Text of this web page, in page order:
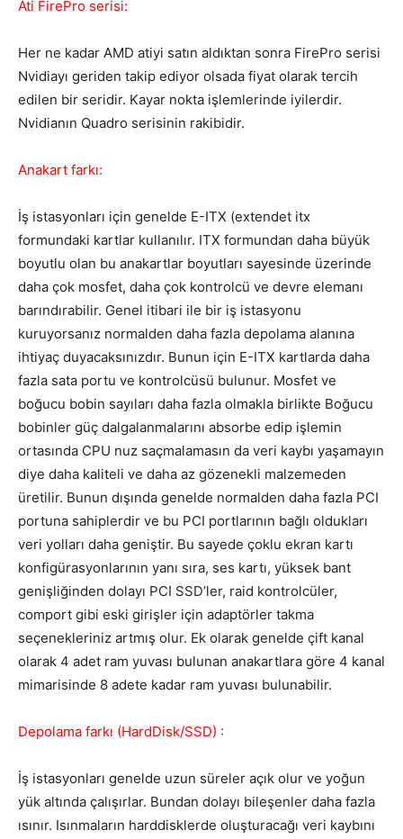
Ati FirePro serisi:
Her ne kadar AMD atiyi satın aldıktan sonra FirePro serisi
Nvidiayı geriden takip ediyor olsada fiyat olarak tercih
edilen bir seridir. Kayar nokta işlemlerinde iyilerdir.
Nvidianın Quadro serisinin rakibidir.
Anakart farkı:
İş istasyonları için genelde E-ITX (extendet itx
formundaki kartlar kullanılır. ITX formundan daha büyük
boyutlu olan bu anakartlar boyutları sayesinde üzerinde
daha çok mosfet, daha çok kontrolcü ve devre elemanı
barındırabilir. Genel itibari ile bir iş istasyonu
kuruyorsanız normalden daha fazla depolama alanına
ihtiyaç duyacaksınızdır. Bunun için E-ITX kartlarda daha
fazla sata portu ve kontrolcüsü bulunur. Mosfet ve
boğucu bobin sayıları daha fazla olmakla birlikte Boğucu
bobinler güç dalgalanmalarını absorbe edip işlemin
ortasında CPU nuz saçmalamasın da veri kaybı yaşamayın
diye daha kaliteli ve daha az gözenekli malzemeden
üretilir. Bunun dışında genelde normalden daha fazla PCI
portuna sahiplerdir ve bu PCI portlarının bağlı oldukları
veri yolları daha geniştir. Bu sayede çoklu ekran kartı
konfigürasyonlarının yanı sıra, ses kartı, yüksek bant
genişliğinden dolayı PCI SSD’ler, raid kontrolcüler,
comport gibi eski girişler için adaptörler takma
seçenekleriniz artmış olur. Ek olarak genelde çift kanal
olarak 4 adet ram yuvası bulunan anakartlara göre 4 kanal
mimarisinde 8 adete kadar ram yuvası bulunabilir.
Depolama farkı (HardDisk/SSD) :
İş istasyonları genelde uzun süreler açık olur ve yoğun
yük altında çalışırlar. Bundan dolayı bileşenler daha fazla
ısınır. Isınmaların harddisklerde oluşturacağı veri kaybını